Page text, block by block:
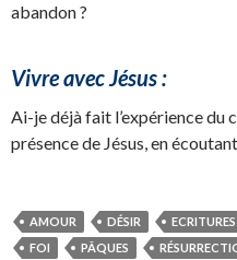
abandon ?
Vivre avec Jésus :
Ai-je déjà fait l’expérience du
présence de Jésus, en
AMOUR DÉSIR ECRITURES
FOI
PÂQUES